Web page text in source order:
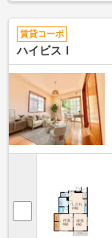
賃貸コーポ
ハイビスⅠ